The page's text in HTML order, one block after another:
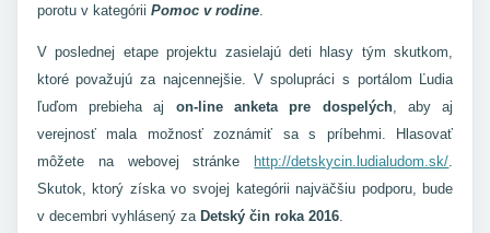
porotu v kategórii Pomoc v rodine.
V poslednej etape projektu zasielajú deti hlasy tým skutkom,
ktoré považujú za najcennejšie. V spolupráci s portálom Ľudia
ľuďom prebieha aj on-line anketa pre dospelých, aby aj
verejnosť mala možnosť zoznámiť sa s príbehmi. Hlasovať
môžete na webovej stránke
http://detskycin.ludialudom.sk/.
Skutok, ktorý získa vo svojej kategórii najväčšiu podporu, bude
v decembri vyhlásený za Detský čin roka 2016.